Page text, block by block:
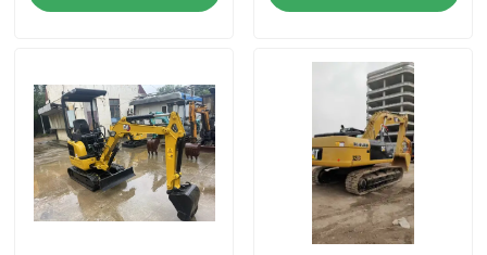
Βίντεο
Σχετικά με εμάς
Επισκεψή εργοστασίου
Έλεγχος ποιότητας